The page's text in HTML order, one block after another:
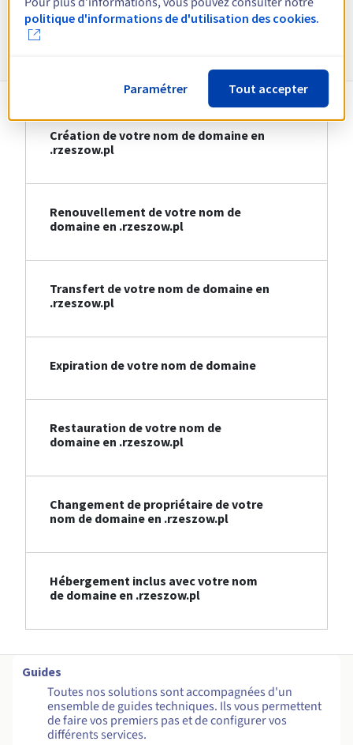
Création de votre nom de domaine en
.rzeszow.pl
Renouvellement de votre nom de
domaine en .rzeszow.pl
Transfert de votre nom de domaine en
.rzeszow.pl
Expiration de votre nom de domaine
Restauration de votre nom de
domaine en .rzeszow.pl
Changement de propriétaire de votre
nom de domaine en .rzeszow.pl
Hébergement inclus avec votre nom
de domaine en .rzeszow.pl
Guides
Toutes nos solutions sont accompagnées d'un
ensemble de guides techniques. Ils vous permettent
de faire vos premiers pas et de configurer vos
différents services.
politique d'informations de d'utilisation des cookies.
Paramétrer Tout accepter